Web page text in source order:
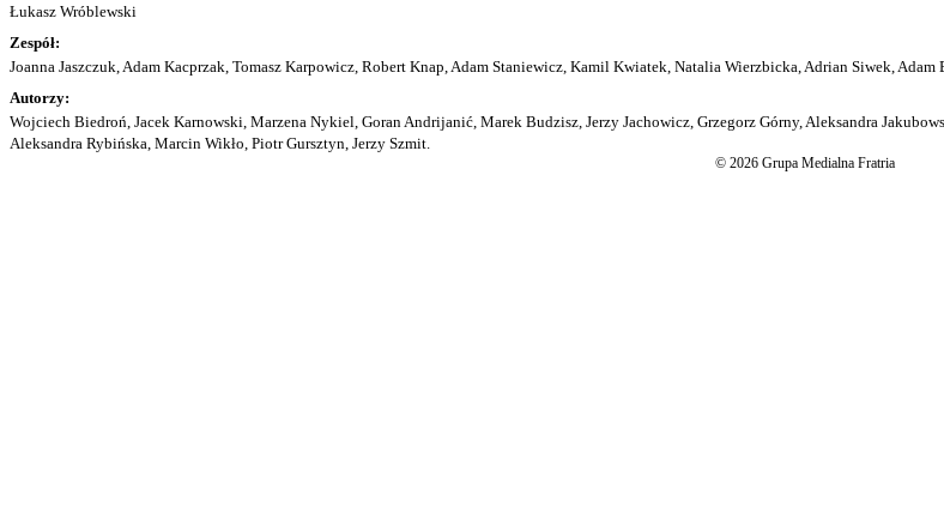
Łukasz Wróblewski
Zespół:
Joanna Jaszczuk, Adam Kacprzak, Tomasz Karpowicz, Robert Knap, Adam Staniewicz, Kamil Kwiatek, Natalia Wierzbicka, Adrian Siwek, Adam
Autorzy:
Wojciech Biedroń, Jacek Karnowski, Marzena Nykiel, Goran Andrijanić, Marek Budzisz, Jerzy Jachowicz, Grzegorz Górny, Aleksandra
Aleksandra Rybińska, Marcin Wikło, Piotr Gursztyn, Jerzy Szmit.
© 2026 Grupa Medialna Fratria